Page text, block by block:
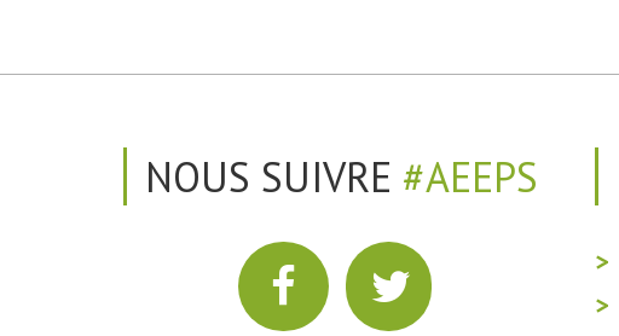
NOUS SUIVRE #AEEPS